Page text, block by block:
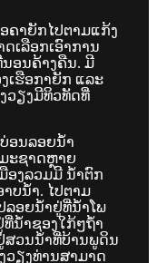
ຄາຍັກໄປຕາມແກ້ງ
ເລືອກເອົາການ
ນອນຄ້າງຄືນ. ມີ
ເຮືອກາຍັກ ແລະ
ວຽງມີທິວທັດທີ່
ອນລອຍນ້ຳ
ມະຊາດຫຼາຍ
ອງລວມມີ ນ້ຳຕົກ
ບນ້ຳ. ໄປຕາມ
ລອຍນ້ຳຢູ່ທີ່ນ້ຳໂພ
ນ້ຳຊອງໃກ້ໆຖ້ຳ
ສວນນ້ຳທີ່ບ້ານພູດິນ
ວຽງທ່ານສາມາດ